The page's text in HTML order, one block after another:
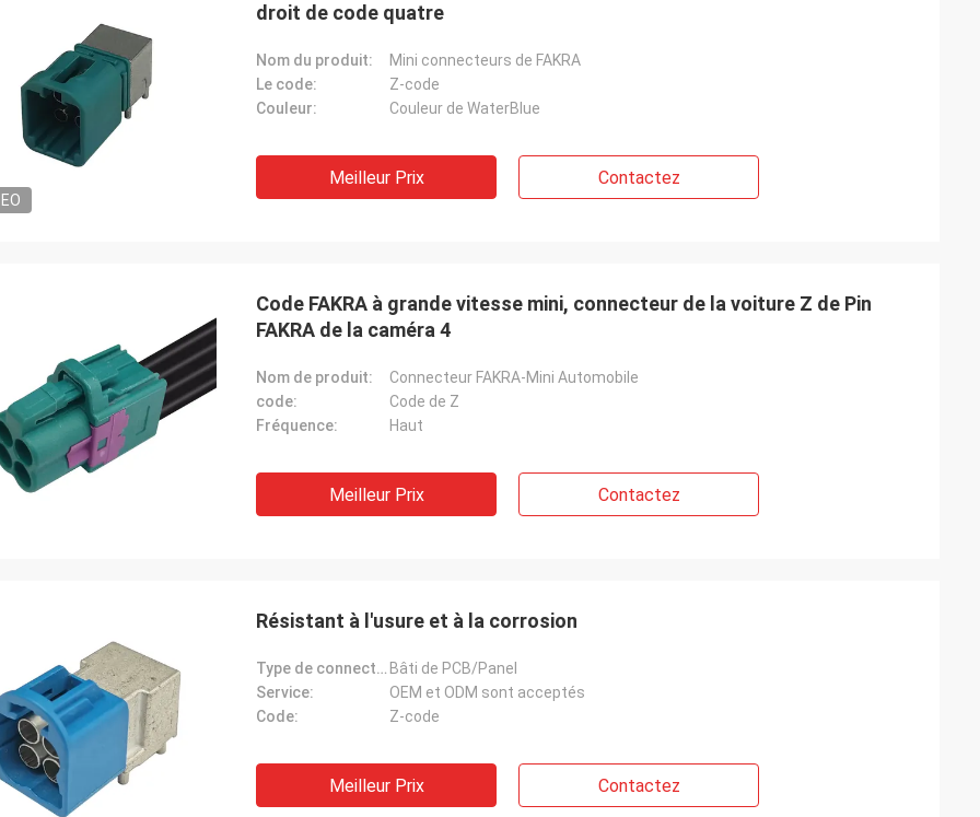
droit de code quatre
Nom du produit:
Mini connecteurs de FAKRA
Le code:
Z-code
Couleur:
Couleur de WaterBlue
Meilleur Prix Contactez
Code FAKRA à grande vitesse mini, connecteur de la voiture Z de Pin
FAKRA de la caméra 4
Nom de produit:
Connecteur FAKRA-Mini Automobile
code:
Code de Z
Fréquence:
Haut
Meilleur Prix Contactez
Résistant à l'usure et à la corrosion
Type de connecteur: Bâti de PCB/Panel
Service:
OEM et ODM sont acceptés
Code:
Z-code
Meilleur Prix Contactez